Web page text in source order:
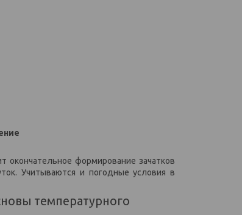
формирование зачатков
Учитываются и погодные условия в
температурного